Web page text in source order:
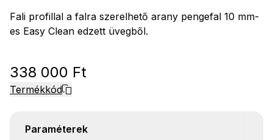
Fali profillal a falra szerelhető arany pengefal 10 mm-
es Easy Clean edzett üvegből.
338 000 Ft
Termékkód
Paraméterek